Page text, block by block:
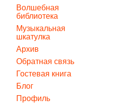
Волшебная
библиотека
Музыкальная
шкатулка
Архив
Обратная связь
Гостевая книга
Блог
Профиль